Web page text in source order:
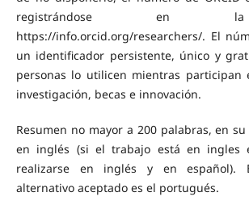
registrándose en
https://info.orcid.org/researchers/. El
un identificador persistente, único y
personas lo utilicen mientras participan
investigación, becas e innovación.
Resumen no mayor a 200 palabras, en
en inglés (si el trabajo está en ingles
realizarse en inglés y en español).
alternativo aceptado es el portugués.